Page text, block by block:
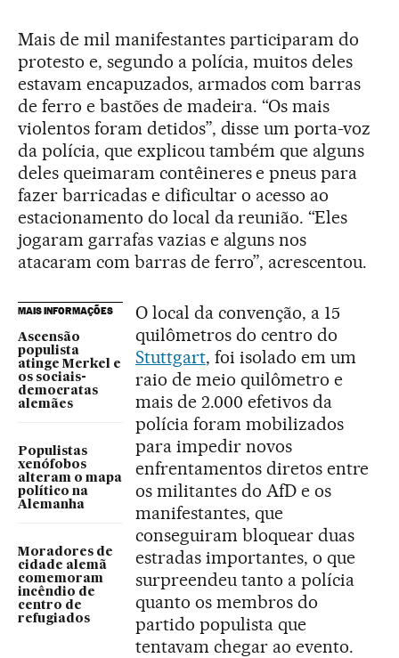
Mais de mil manifestantes participaram do
protesto e, segundo a polícia, muitos deles
estavam encapuzados, armados com barras
de ferro e bastões de madeira. “Os mais
violentos foram detidos”, disse um porta-voz
da polícia, que explicou também que alguns
deles queimaram contêineres e pneus para
fazer barricadas e dificultar o acesso ao
estacionamento do local da reunião. “Eles
jogaram garrafas vazias e alguns nos
atacaram com barras de ferro”, acrescentou.
MAIS INFORMAÇÕES
Ascensão
populista
atinge Merkel e
os sociais-
democratas
alemães
Populistas
xenófobos
alteram o mapa
político na
Alemanha
Moradores de
cidade alemã
comemoram
incêndio de
centro de
refugiados
O local da convenção, a 15
quilômetros do centro do
Stuttgart, foi isolado em um
raio de meio quilômetro e
mais de 2.000 efetivos da
polícia foram mobilizados
para impedir novos
enfrentamentos diretos entre
os militantes do AfD e os
manifestantes, que
conseguiram bloquear duas
estradas importantes, o que
surpreendeu tanto a polícia
quanto os membros do
partido populista que
tentavam chegar ao evento.